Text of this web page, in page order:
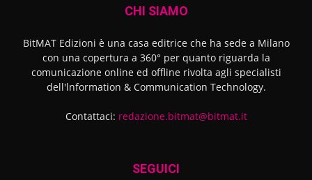
CHI SIAMO
BitMAT Edizioni è una casa editrice che ha sede a Milano
con una copertura a 360° per quanto riguarda la
comunicazione online ed offline rivolta agli specialisti
dell'lnformation & Communication Technology.
Contattaci: redazione.bitmat@bitmat.it
SEGUICI